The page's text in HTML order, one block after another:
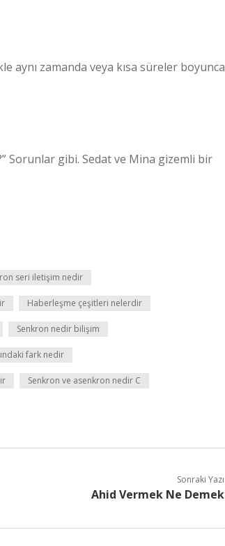
aynı zamanda veya kısa süreler boyunca
Sorunlar gibi. Sedat ve Mina gizemli bir
seri iletişim nedir
Haberleşme çeşitleri nelerdir
Senkron nedir bilişim
fark nedir
Senkron ve asenkron nedir C
Sonraki Yazı
Ahid Vermek Ne Demek